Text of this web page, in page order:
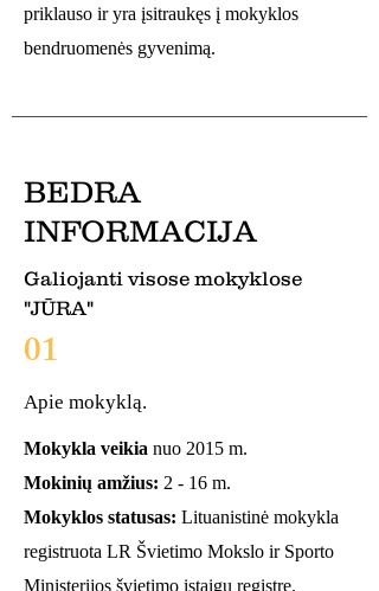
priklauso ir yra įsitraukęs į mokyklos
bendruomenės gyvenimą.
BEDRA
INFORMACIJA
Galiojanti visose mokyklose
"JŪRA"
01
Apie mokyklą.
Mokykla veikia nuo 2015 m.
Mokinių amžius: 2 - 16 m.
Mokyklos statusas: Lituanistinė mokykla
registruota LR Švietimo Mokslo ir Sporto
Ministerijos švietimo įstaigų registre.